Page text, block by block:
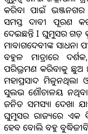
କରିବା ପାଇଁ
ସମସ୍ତ ଦାବୀ ପୂରଣ
ଦେଇଛନ୍ତି I ଘୁମୁସର ଗଡ଼
ମାବାଗଦେବୀଙ୍କ ସାଧନା
ବହୁଳ ମାତ୍ରାରେ
ପରିଭ୍ରମଣ କରିବାକୁ ଛୁଅ
ମହାପ୍ରସାଦ ମିଳୁନଥିଲା ଓ
ସୁଲଭ ଶୌଚାଳୟ ନଥିବା
ଜନିତ ସମସ୍ୟା ଦେଖା
ଘୁମୁସର ରାଜ୍ୟରେ ଏକ
ହେବ ବୋଲି ବହୁ